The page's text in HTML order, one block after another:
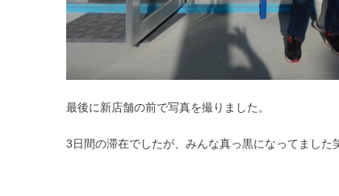
最後に新店舗の前で写真を撮りました。
3日間の滞在でしたが、みんな真っ黒になってました